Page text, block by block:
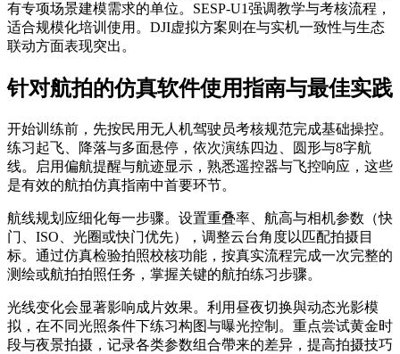
有专项场景建模需求的单位。SESP-U1强调教学与考核流程，
适合规模化培训使用。DJI虚拟方案则在与实机一致性与生态
联动方面表现突出。
针对航拍的仿真软件使用指南与最佳实践
开始训练前，先按民用无人机驾驶员考核规范完成基础操控。
练习起飞、降落与多面悬停，依次演练四边、圆形与8字航
线。启用偏航提醒与航迹显示，熟悉遥控器与飞控响应，这些
是有效的航拍仿真指南中首要环节。
航线规划应细化每一步骤。设置重叠率、航高与相机参数（快
门、ISO、光圈或快门优先），调整云台角度以匹配拍摄目
标。通过仿真检验拍照校核功能，按真实流程完成一次完整的
测绘或航拍拍照任务，掌握关键的航拍练习步骤。
光线变化会显著影响成片效果。利用昼夜切换與动态光影模
拟，在不同光照条件下练习构图与曝光控制。重点尝试黄金时
段与夜景拍摄，记录各类参数组合帶来的差异，提高拍摄技巧